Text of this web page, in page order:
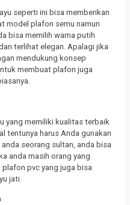
seperti ini bisa memberikan
model plafon semu namun
bisa memilih warna putih
terlihat elegan. Apalagi jika
mendukung konsep
membuat plafon juga
yang memiliki kualitas terbaik
tentunya harus Anda gunakan
seorang sultan, anda bisa
anda masih orang yang
plafon pvc yang juga bisa
jati.